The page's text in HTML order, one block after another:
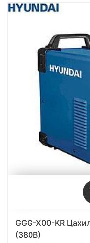
GGG-X00-KR
(380В)